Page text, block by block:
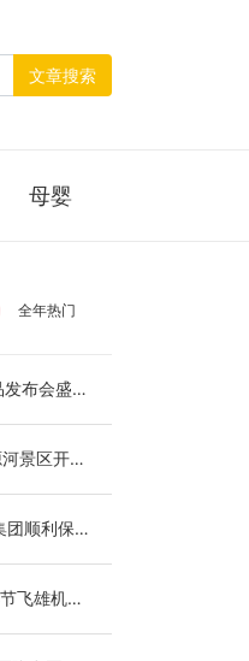
文章搜索
母婴
全年热门
布会盛大
景区开
顺利保障
飞雄机场